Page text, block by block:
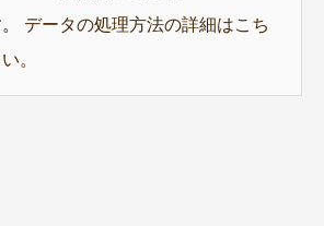
データの処理方法の詳細はこち
。